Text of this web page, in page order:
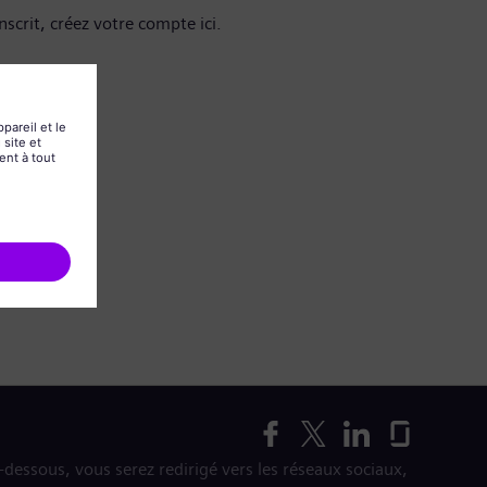
créez votre compte ici.
vous serez redirigé vers les réseaux sociaux,